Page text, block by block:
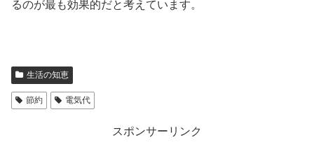
るのが最も効果的だと考えています。
生活の知恵
節約 電気代
スポンサーリンク